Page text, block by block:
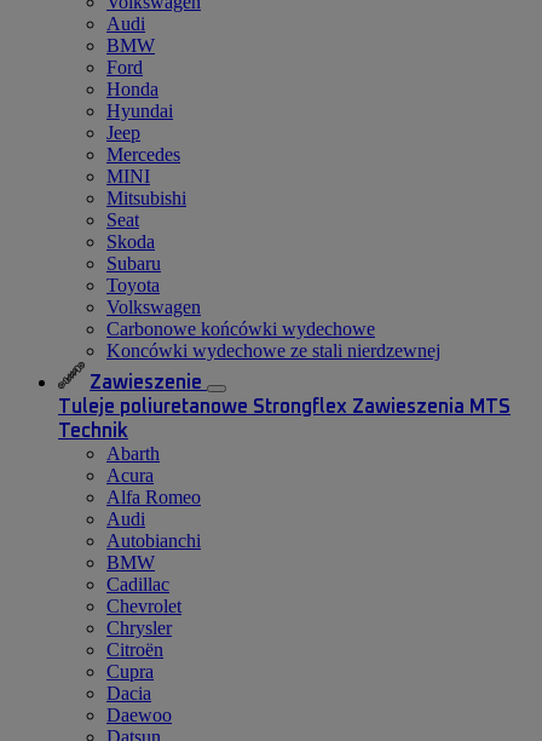
Audi
BMW
Ford
Honda
Hyundai
Jeep
Mercedes
MINI
Mitsubishi
Seat
Skoda
Subaru
Toyota
Volkswagen
Carbonowe końcówki wydechowe
Koncówki wydechowe ze stali nierdzewnej
Zawieszenie
Tuleje poliuretanowe Strongflex Zawieszenia MTS
Technik
Abarth
Acura
Alfa Romeo
Audi
Autobianchi
BMW
Cadillac
Chevrolet
Chrysler
Citroën
Cupra
Dacia
Daewoo
Datsun